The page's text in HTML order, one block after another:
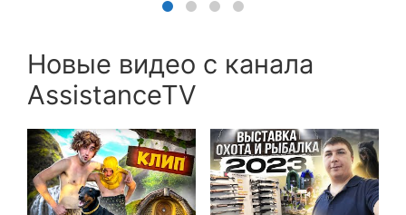
Новые видео с канала
AssistanceTV